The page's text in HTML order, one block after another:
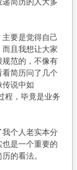
要是觉得自己
且我想让大家
范的，不像有
简历问了几个
说中如
程，毕竟是业务
个人老实本分
也是一个重要的
的看法。